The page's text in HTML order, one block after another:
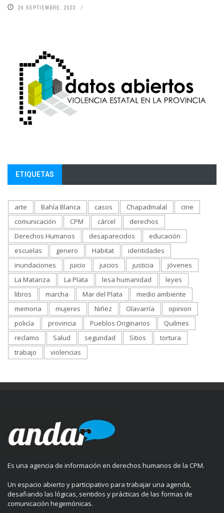
26 SEPTIEMBRE, 2022
ETIQUETAS
arte Bahía Blanca casos Chapadmalal
cine
comunicación
CPM cárcel
derechos
Derechos Humanos
desaparecidos
educación
escuelas
genero Habitat
identidades
inundaciones
juicio juicios justicia
jóvenes
La Matanza
La Plata lesa humanidad
leyes
libros
marcha Mar del Plata
medio ambiente
memoria
mujeres Niñez Olavarría
opinion
policía
provincia Pueblos Originarios
Quilmes
reclamo
Salud seguridad Sitios
tortura
trabajo
violencias
Es una agencia de información en derechos humanos de la CPM.
Un espacio abierto y participativo para trabajar una agenda,
desafiando las lógicas, sentidos y prácticas de las formas de
comunicación hegemónicas.